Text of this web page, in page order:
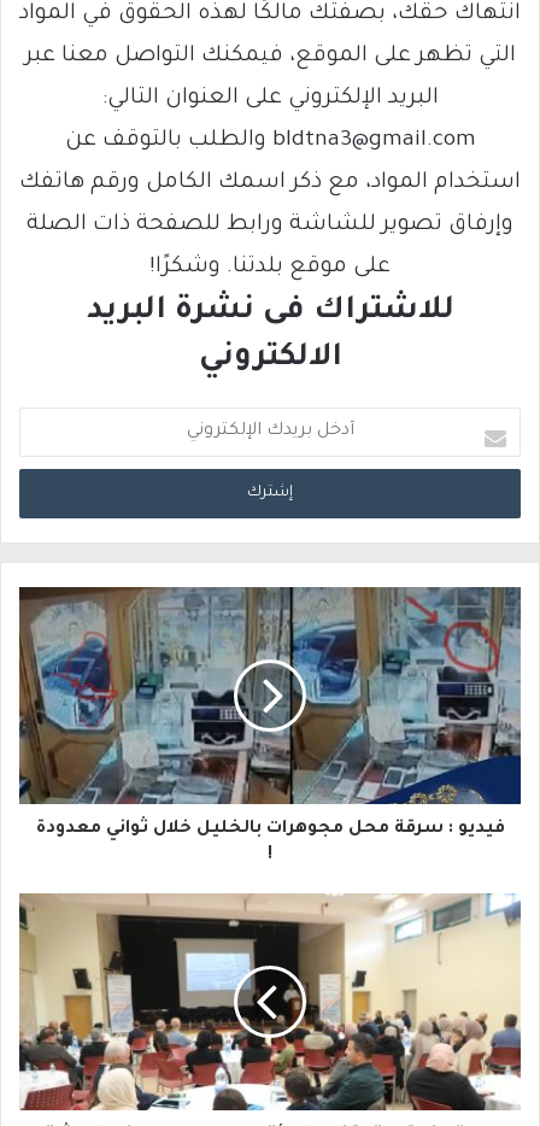
انتهاك حقك، بصفتك مالكًا لهذه الحقوق في المواد
التي تظهر على الموقع، فيمكنك التواصل معنا عبر
البريد الإلكتروني على العنوان التالي:
bldtna3@gmail.com والطلب بالتوقف عن
استخدام المواد، مع ذكر اسمك الكامل ورقم هاتفك
وإرفاق تصوير للشاشة ورابط للصفحة ذات الصلة
على موقع بلدتنا. وشكرًا!
للاشتراك فى نشرة البريد
الالكتروني
د
خ
ب
ر
ي
د
ك
ا
إ
ل
ت
ر
و
فيديو : سرقة محل مجوهرات بالخليل خلال ثواني معدودة
!